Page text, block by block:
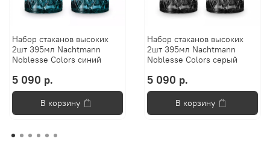
Набор стаканов высоких
2шт 395мл Nachtmann
Noblesse Colors синий
5 090 р.
В корзину
Набор стаканов высоких
2шт 395мл Nachtmann
Noblesse Colors серый
5 090 р.
В корзину
Анастасия